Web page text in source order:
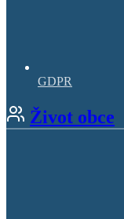
GDPR
Život obce